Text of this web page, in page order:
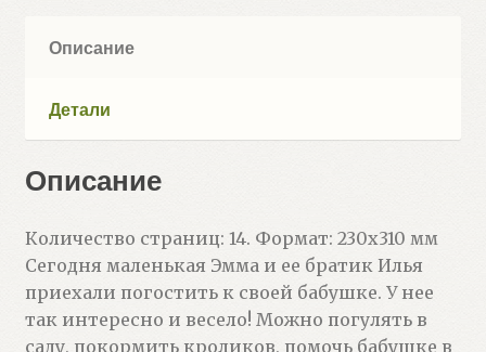
Описание
Детали
Описание
Количество страниц: 14. Формат: 230х310 мм
Сегодня маленькая Эмма и ее братик Илья
приехали погостить к своей бабушке. У нее
так интересно и весело! Можно погулять в
саду, покормить кроликов, помочь бабушке в